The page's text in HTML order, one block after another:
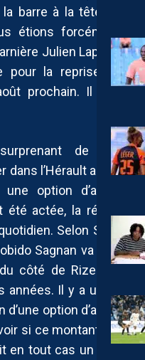
barre à la tête du
étions forcément
Julien Laporte
pour la reprise du
prochain. Il n’en
de voir
dans l’Hérault après
option d’achat
actée, la réalité
Selon Santi
Sagnan va bien
côté de Rizespor
Il y a un an
option d’achat
si ce montant est
en tout cas un bien